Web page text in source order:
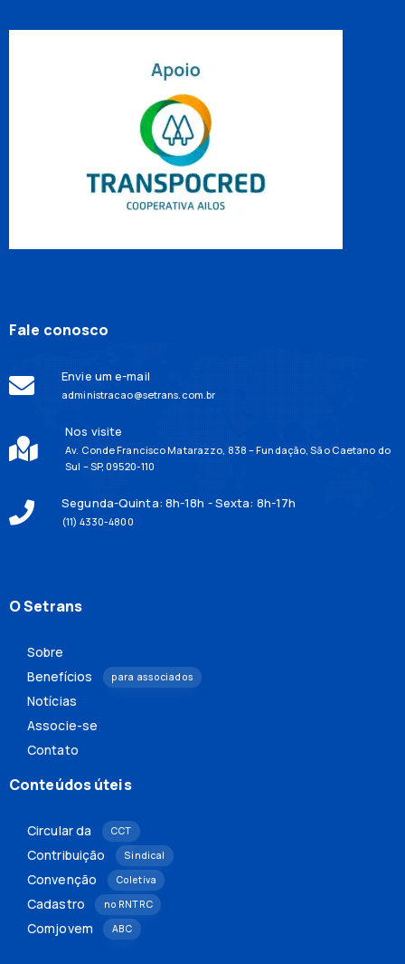
Fale conosco
Envie um e-mail
administracao@setrans.com.br
Nos visite
Av. Conde Francisco Matarazzo, 838 – Fundação, São Caetano do
Sul – SP, 09520-110
Segunda-Quinta: 8h-18h - Sexta: 8h-17h
(11) 4330-4800
O Setrans
Sobre
Benefícios
para associados
Notícias
Associe-se
Contato
Conteúdos úteis
Circular da CCT
Contribuição Sindical
Convenção Coletiva
Cadastro no RNTRC
Comjovem ABC